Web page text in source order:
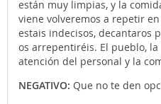
están muy limpias, y la
viene volveremos a repetir
estais indecisos, decantaros
os arrepentiréis. El pueblo,
atención del personal y la
NEGATIVO: Que no te den